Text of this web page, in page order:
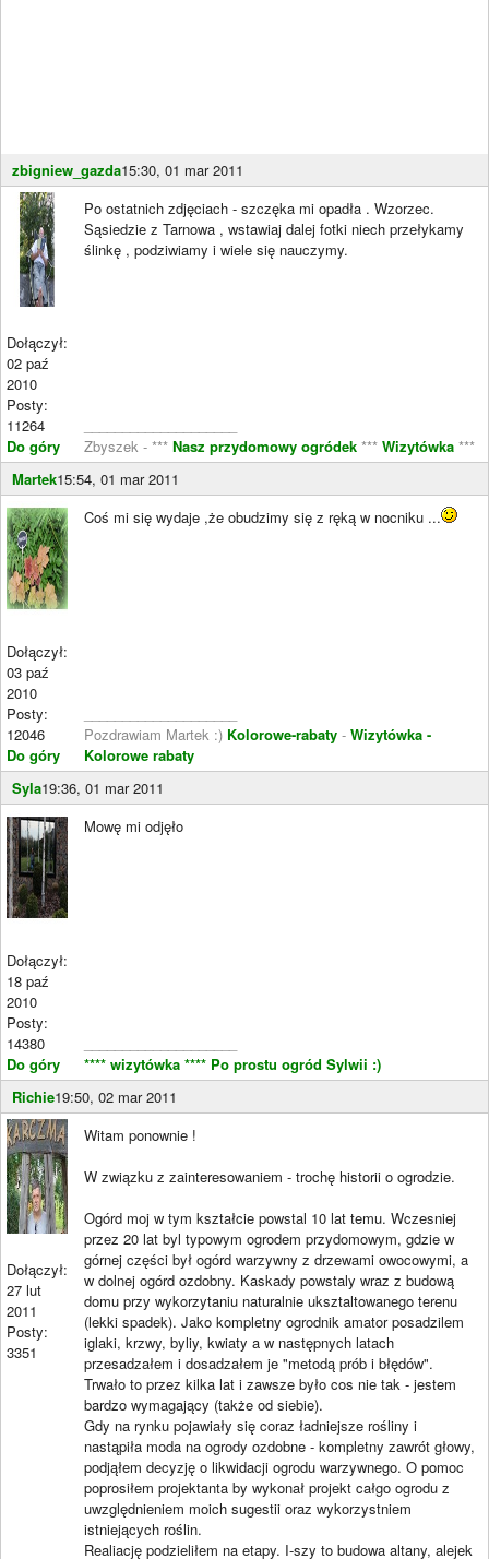
zbigniew_gazda15:30, 01 mar 2011
Dołączył:
02 paź
2010
Posty:
11264
Do góry
Po ostatnich zdjęciach - szczęka mi opadła . Wzorzec.
Sąsiedzie z Tarnowa , wstawiaj dalej fotki niech przełykamy
ślinkę , podziwiamy i wiele się nauczymy.
Zbyszek - *** Nasz przydomowy ogródek *** Wizytówka ***
Martek15:54, 01 mar 2011
Dołączył:
03 paź
2010
Posty:
12046
Do góry
Coś mi się wydaje ,że obudzimy się z ręką w nocniku ...
Pozdrawiam Martek :) Kolorowe-rabaty - Wizytówka -
Kolorowe rabaty
Syla19:36, 01 mar 2011
Dołączył:
18 paź
2010
Posty:
14380
Do góry
Mowę mi odjęło
**** wizytówka **** Po prostu ogród Sylwii :)
Richie19:50, 02 mar 2011
Dołączył:
27 lut
2011
Posty:
3351
Witam ponownie !
W związku z zainteresowaniem - trochę historii o ogrodzie.
Ogórd moj w tym kształcie powstal 10 lat temu. Wczesniej
przez 20 lat byl typowym ogrodem przydomowym, gdzie w
górnej części był ogórd warzywny z drzewami owocowymi, a
w dolnej ogórd ozdobny. Kaskady powstaly wraz z budową
domu przy wykorzytaniu naturalnie uksztaltowanego terenu
(lekki spadek). Jako kompletny ogrodnik amator posadzilem
iglaki, krzwy, byliy, kwiaty a w następnych latach
przesadzałem i dosadzałem je "metodą prób i błędów".
Trwało to przez kilka lat i zawsze było cos nie tak - jestem
bardzo wymagający (także od siebie).
Gdy na rynku pojawiały się coraz ładniejsze rośliny i
nastąpiła moda na ogrody ozdobne - kompletny zawrót głowy,
podjąłem decyzję o likwidacji ogrodu warzywnego. O pomoc
poprosiłem projektanta by wykonał projekt całgo ogrodu z
uwzględnieniem moich sugestii oraz wykorzystniem
istniejących roślin.
Realiację podzieliłem na etapy. I-szy to budowa altany, alejek